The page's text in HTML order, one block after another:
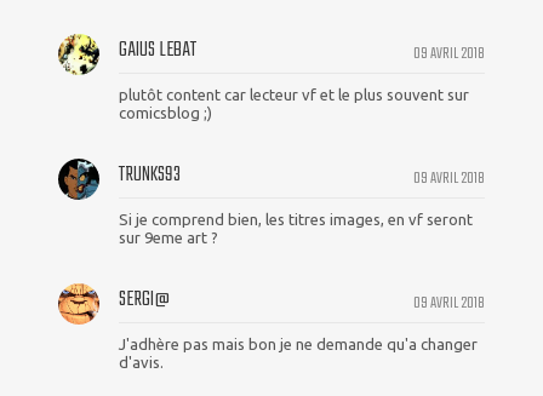
09 AVRIL 2018
GAIUS LEBAT
plutôt content car lecteur vf et le plus souvent sur
comicsblog ;)
09 AVRIL 2018
TRUNKS93
Si je comprend bien, les titres images, en vf seront
sur 9eme art ?
09 AVRIL 2018
SERGI@
J'adhère pas mais bon je ne demande qu'a changer
d'avis.